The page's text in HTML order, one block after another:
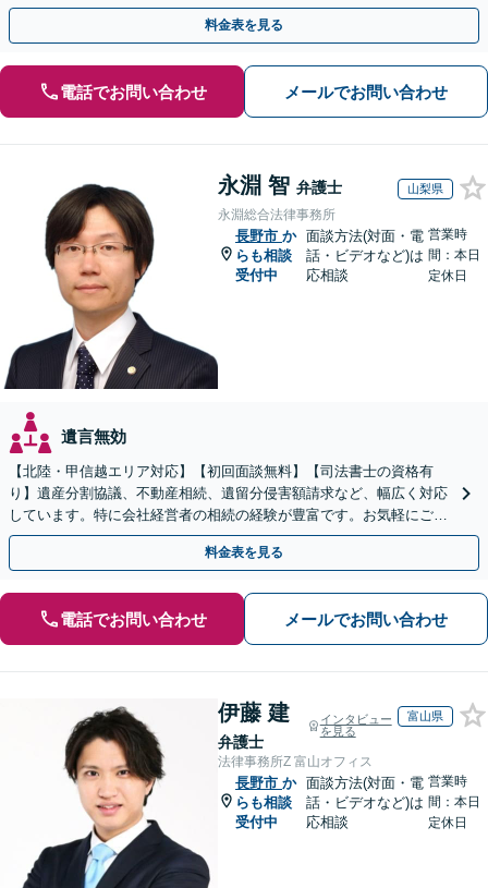
を防ぐためにもぜひご相談ください。【分割払い可】
料金表を見る
電話でお問い合わせ メールでお問い合わせ
永淵 智 弁護士 山梨県
永淵総合法律事務所
長野市 か
らも相談
受付中
面談方法(対面・電
話・ビデオなど)は
応相談
営業時
間：本日
定休日
遺言無効
【北陸・甲信越エリア対応】【初回面談無料】【司法書士の資格有
り】遺産分割協議、不動産相続、遺留分侵害額請求など、幅広く対応
しています。特に会社経営者の相続の経験が豊富です。お気軽にご相
談ください。【休日・夜間面談可】【オンライン面談可】
料金表を見る
電話でお問い合わせ メールでお問い合わせ
伊藤 建
弁護士
インタビュー
を見る
富山県
法律事務所Z 富山オフィス
長野市 か
らも相談
受付中
面談方法(対面・電
話・ビデオなど)は
応相談
営業時
間：本日
定休日